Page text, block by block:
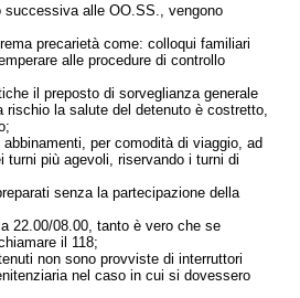
alle OO.SS., vengono
precarietà come: colloqui familiari
alle procedure di controllo
il preposto di sorveglianza generale
la salute del detenuto è costretto,
per comodità di viaggio, ad
più agevoli, riservando i turni di
senza la partecipazione della
22.00/08.00, tanto è vero che se
il 118;
non sono provviste di interruttori
nel caso in cui si dovessero